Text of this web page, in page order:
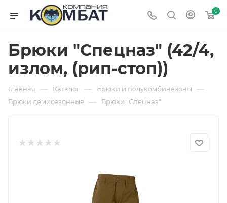
0
Брюки "Спецназ" (42/4,
излом, (рип-стоп))
Главная — Каталог — Брюки и полукомбинезоны —
Брюки демисезонные — Брюки "Спецназ"